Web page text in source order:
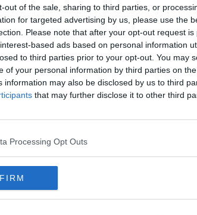
out of the sale, sharing to third parties, or
for targeted advertising by us, please use the
Please note that after your opt-out request
based ads based on personal information
to third parties prior to your opt-out. You may
of your personal information by third parties on the
information may also be disclosed by us to third
that may further disclose it to other third
Processing Opt Outs